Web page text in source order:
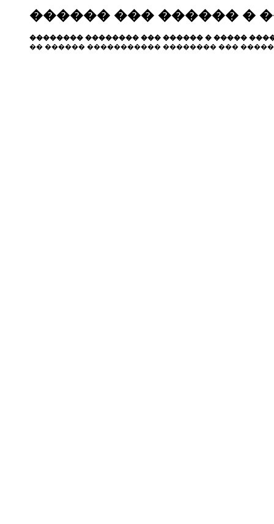
������ ��� ������ �
�������� �������� ��� ������ � �����
�� ������ ����������� �������� ���